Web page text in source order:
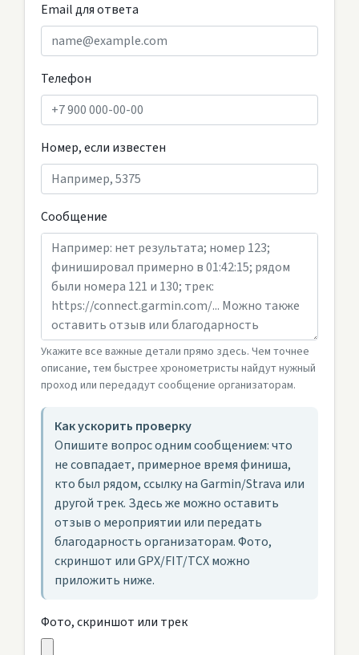
Email для ответа
Телефон
Номер, если известен
Сообщение
Укажите все важные детали прямо здесь. Чем точнее
описание, тем быстрее хронометристы найдут нужный
проход или передадут сообщение организаторам.
Как ускорить проверку
Опишите вопрос одним сообщением: что
не совпадает, примерное время финиша,
кто был рядом, ссылку на Garmin/Strava или
другой трек. Здесь же можно оставить
отзыв о мероприятии или передать
благодарность организаторам. Фото,
скриншот или GPX/FIT/TCX можно
приложить ниже.
Фото, скриншот или трек